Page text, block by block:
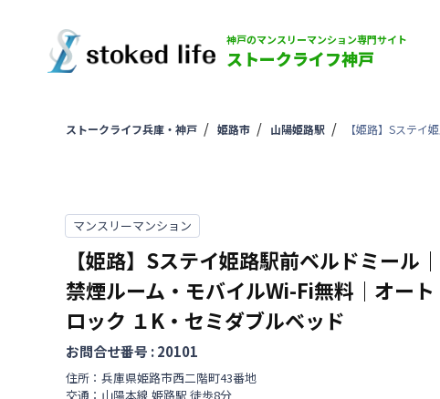
神戸のマンスリーマンション専門サイト
ストークライフ神戸
ストークライフ兵庫・神戸 姫路市 山陽姫路駅 【姫路】Sステイ
マンスリーマンション
【姫路】Sステイ姫路駅前ベルドミール｜
禁煙ルーム・モバイルWi-Fi無料｜オート
ロック １K・セミダブルベッド
お問合せ番号 :20101
住所： 兵庫県姫路市西二階町43番地
交通： 山陽本線 姫路駅 徒歩8分